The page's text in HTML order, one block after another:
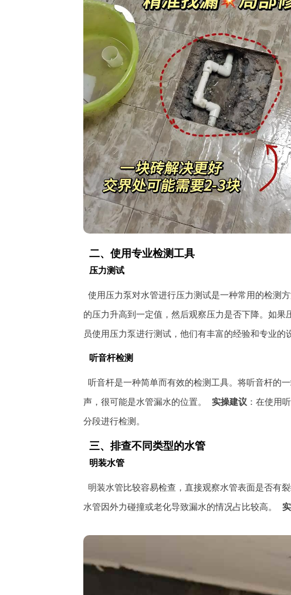
二、使用专业检测工具
压力测试
使用压力泵对水管进行压力测试是一种常用的检
的压力升高到一定值，然后观察压力是否下降。如
员使用压力泵进行测试，他们有丰富的经验和专业的
听音杆检测
听音杆是一种简单而有效的检测工具。将听音杆的
声，很可能是水管漏水的位置。 实操建议：在使用
分段进行检测。
三、排查不同类型的水管
明装水管
明装水管比较容易检查，直接观察水管表面是否有
水管因外力碰撞或老化导致漏水的情况占比较高。